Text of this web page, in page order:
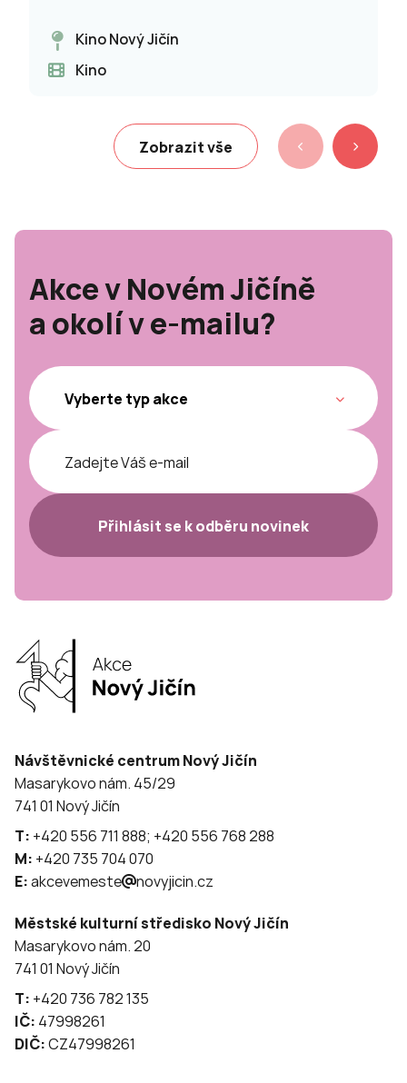
Kino Nový Jičín
Kino
Zobrazit vše
Akce v Novém Jičíně
a okolí v e-mailu?
Přihlásit se k odběru novinek
Návštěvnické centrum Nový Jičín
Masarykovo nám. 45/29
741 01 Nový Jičín
T: +420 556 711 888; +420 556 768 288
M: +420 735 704 070
E:akcevemeste novyjicin.cz
Městské kulturní středisko Nový Jičín
Masarykovo nám. 20
741 01 Nový Jičín
T: +420 736 782 135
IČ: 47998261
DIČ:CZ47998261